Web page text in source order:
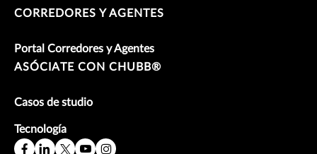
CORREDORES Y AGENTES
Portal Corredores y Agentes
ASÓCIATE CON CHUBB®
Casos de studio
Tecnología